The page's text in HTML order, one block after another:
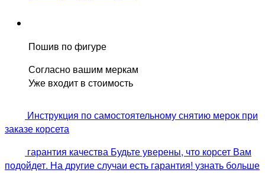
Пошив по фигуре
Согласно вашим меркам
Уже входит в стоимость
Инструкция по самостоятельному снятию мерок при
заказе корсета
гарантия качества Будьте уверены, что корсет Вам
подойдет. На другие случаи есть гарантия! узнать больше